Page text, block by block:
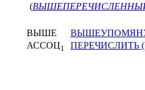
(
ВЫШЕ
АССОЦ1 ПЕРЕЧИСЛИТЬ